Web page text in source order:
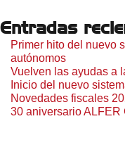
Torneo
Futbol
Alevín
–
17-
19
Entradas
Primer hito del nuevo
autónomos
Vuelven las ayudas a
Inicio del nuevo
Novedades fiscales
30 aniversario ALFER